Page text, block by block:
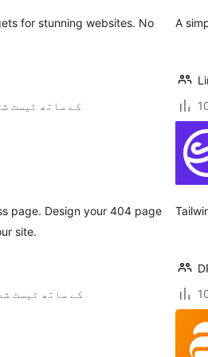
for stunning websites. No
6.8.7 کے ساتھ ٹیسٹ
A
page. Design your 404 page
site.
7.0.3 کے ساتھ ٹیسٹ